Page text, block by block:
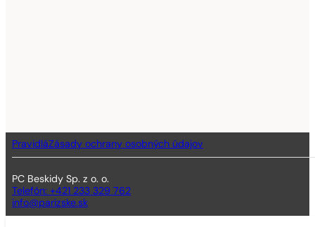
PravidláZásady ochrany osobných údajov
PC Beskidy Sp. z o. o.
Telefón: +421 233 329 762
info@parizske.sk